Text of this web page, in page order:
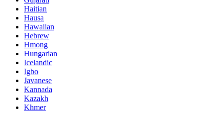
Haitian
Hausa
Hawaiian
Hebrew
Hmong
Hungarian
Icelandic
Igbo
Javanese
Kannada
Kazakh
Khmer